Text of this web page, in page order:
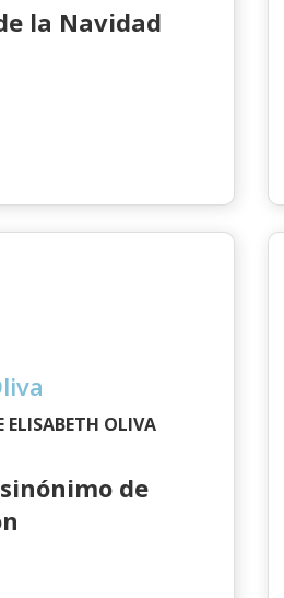
la Navidad
ELISABETH OLIVA
de